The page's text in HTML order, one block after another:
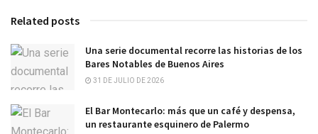
Related posts
Una serie documental recorre las historias de los
Bares Notables de Buenos Aires
31 DE JULIO DE 2026
El Bar Montecarlo: más que un café y despensa,
un restaurante esquinero de Palermo